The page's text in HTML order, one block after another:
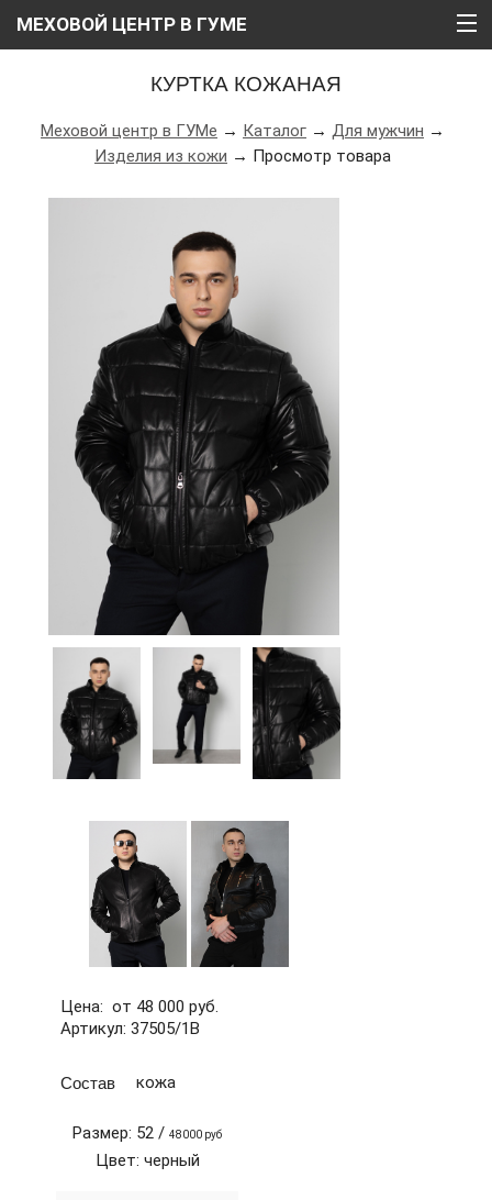
МЕХОВОЙ ЦЕНТР В ГУМЕ
КАТАЛОГ
РАССРОЧКА
КОНТАКТЫ
КУРТКА КОЖАНАЯ
Меховой центр в ГУМе → Каталог → Для мужчин →
Изделия из кожи → Просмотр товара
Цена: от 48 000 руб.
Артикул: 37505/1В
Состав кожа
Размер: 52 / 48000 руб
Цвет: черный